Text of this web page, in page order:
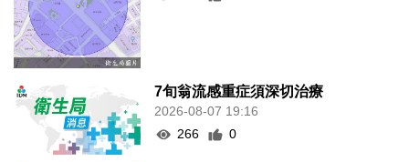
7旬翁流感重症須深切治療
2026-08-07 19:16
266
0